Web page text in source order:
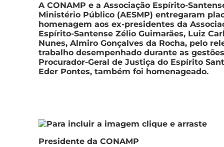
A CONAMP e a Associação Espírito-
Ministério Público (AESMP) entregaram
homenagem aos ex-presidentes da
Espírito-Santense Zélio Guimarães, Luiz
Nunes, Almiro Gonçalves da Rocha, pelo
trabalho desempenhado durante as
Procurador-Geral de Justiça do Espírito
Eder Pontes, também foi homenageado.
Presidente da CONAMP